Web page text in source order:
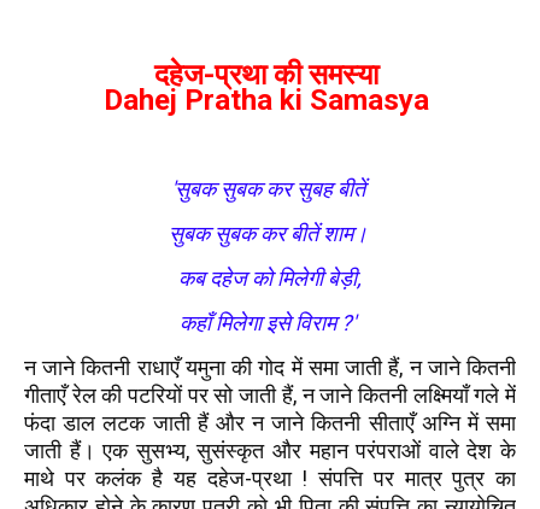
दहेज-प्रथा की समस्या
Dahej Pratha ki Samasya
'सुबक सुबक कर सुबह बीतें
सुबक सुबक कर बीतें शाम।
कब दहेज को मिलेगी बेड़ी,
कहाँ मिलेगा इसे विराम ?'
न जाने कितनी राधाएँ यमुना की गोद में समा जाती हैं, न जाने कितनी
गीताएँ रेल की पटरियों पर सो जाती हैं, न जाने कितनी लक्ष्मियाँ गले में
फंदा डाल लटक जाती हैं और न जाने कितनी सीताएँ अग्नि में समा
जाती हैं। एक सुसभ्य, सुसंस्कृत और महान परंपराओं वाले देश के
माथे पर कलंक है यह दहेज-प्रथा ! संपत्ति पर मात्र पुत्र का